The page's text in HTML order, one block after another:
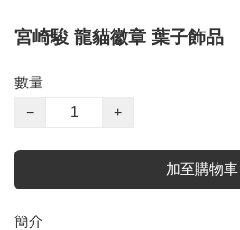
宮崎駿 龍貓徽章 葉子飾品
數量
−
+
加至購物車
簡介